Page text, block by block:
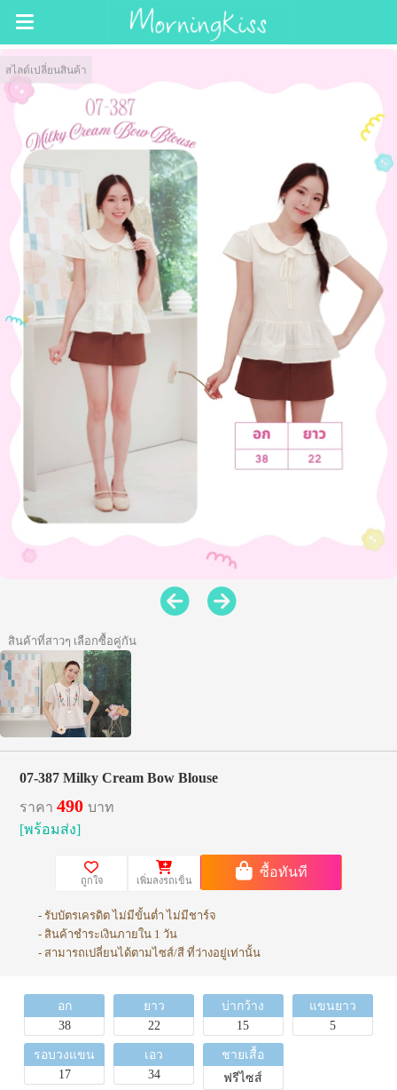
สไลด์เปลี่ยนสินค้า
สินค้าที่สาวๆ เลือกซื้อคู่กัน
07-387 Milky Cream Bow Blouse
ราคา490บาท
[พร้อมส่ง]
ถูกใจ เพิ่มลงรถเข็น
ซื้อทันที
- รับบัตรเครดิต ไม่มีขั้นต่ำ ไม่มีชาร์จ
- สินค้าชำระเงินภายใน 1 วัน
- สามารถเปลี่ยนได้ตามไซส์/สี ที่ว่างอยู่เท่านั้น
อก
38
ยาว
22
บ่ากว้าง
15
แขนยาว
5
รอบวงแขน
17
เอว
34
ชายเสื้อ
ฟรีไซส์